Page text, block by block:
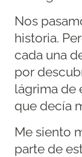
Nos
historia.
cada una
por
lágrima de
que decía
Me siento
parte de